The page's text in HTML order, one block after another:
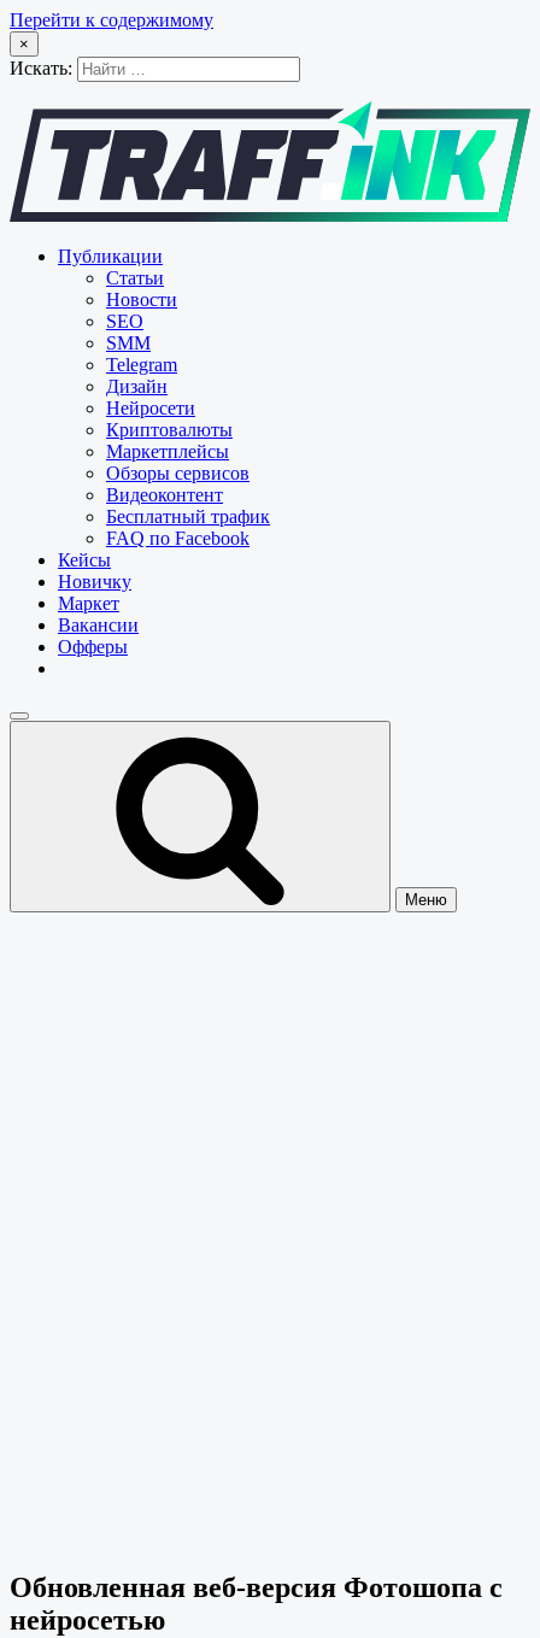
Перейти к содержимому
×
Искать:
Публикации
Статьи
Новости
SEO
SMM
Telegram
Дизайн
Нейросети
Криптовалюты
Маркетплейсы
Обзоры сервисов
Видеоконтент
Бесплатный трафик
FAQ по Facebook
Кейсы
Новичку
Маркет
Вакансии
Офферы
Меню
Обновленная веб-версия Фотошопа с
нейросетью